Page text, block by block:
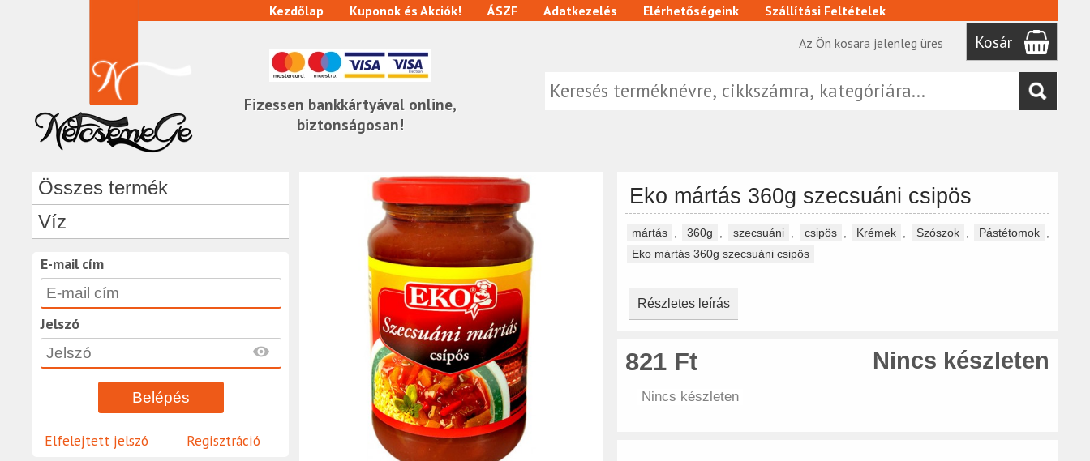
Fizessen bankkártyával online,
biztonságosan!
Kezdőlap Kuponok és Akciók! ÁSZF Adatkezelés Elérhetőségeink
Szállítási Feltételek
Az Ön kosara jelenleg üres
Kosár
Összes termék
Víz
E-mail cím
Jelszó
Elfelejtett jelszó Regisztráció
Eko mártás 360g szecsuáni csipös
mártás 360g szecsuáni csipös Krémek Szószok Pástétomok
Eko mártás 360g szecsuáni csipös
Részletes leírás
821 Ft Nincs készleten
Nincs készleten